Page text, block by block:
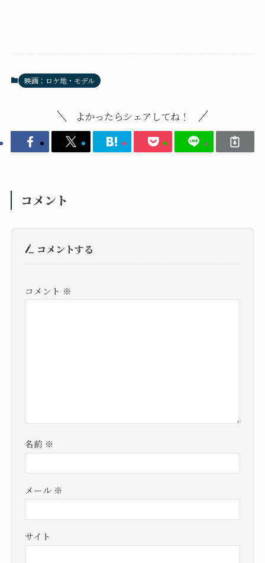
映画：ロケ地・モデル
よかったらシェアしてね！
コメント
コメントする
コメント ※
名前 ※
メール ※
サイト